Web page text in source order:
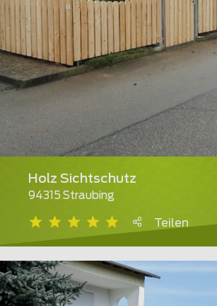
Holz Sichtschutz
94315 Straubing
Teilen